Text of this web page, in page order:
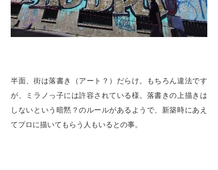
半面、街は落書き（アート？）だらけ。もちろん違法です
が、ミラノっ子には許容されている様。落書きの上描きは
しないという暗黙？のルールがあるようで、新築時にあえ
てプロに描いてもらう人もいるとの事。